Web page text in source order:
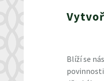
Blíží se
povinnosti